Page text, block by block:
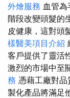
外燴服務 血管
階段改變頭髮的
皮健康，這對頭
樣醫美項目介紹
客戶提供了靈活
激烈的市場中至
務 憑藉工廠對
製化產品將滿足